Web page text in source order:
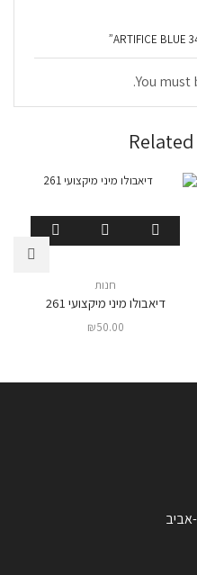
You must
חנות
דיאבולו מיני מיקצועי 261
₪50.00